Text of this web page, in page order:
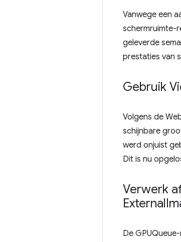
Vanwege een
schermruimte-
geleverde
prestaties van
Gebruik
Volgens de
schijnbare
werd onjuist
Dit is nu
Verwerk
External
De